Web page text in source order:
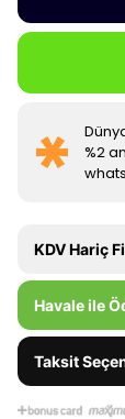
%2
KDV Hariç
Havale ile
Taksit